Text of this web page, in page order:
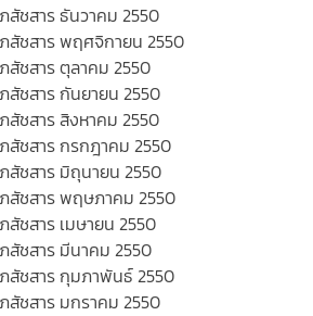
สัชสาร ธันวาคม 2550
สัชสาร พฤศจิกายน 2550
สัชสาร ตุลาคม 2550
สัชสาร กันยายน 2550
สัชสาร สิงหาคม 2550
สัชสาร กรกฎาคม 2550
สัชสาร มิถุนายน 2550
ภสัชสาร พฤษภาคม 2550
สัชสาร เมษายน 2550
สัชสาร มีนาคม 2550
สัชสาร กุมภาพันธ์ 2550
สัชสาร มกราคม 2550